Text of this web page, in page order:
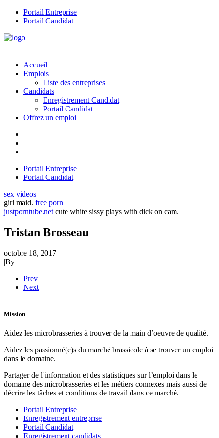
Portail Entreprise
Portail Candidat
Accueil
Emplois
Liste des entreprises
Candidats
Enregistrement Candidat
Portail Candidat
Offrez un emploi
Portail Entreprise
Portail Candidat
sex videos
girl maid. free porn
justporntube.net cute white sissy plays with dick on cam.
Tristan Brosseau
octobre 18, 2017
|By
Prev
Next
Mission
Aidez les microbrasseries à trouver de la main d’oeuvre de qualité.
Aidez les passionné(e)s du marché brassicole à se trouver un emploi
dans le domaine.
Partager de l’information et des statistiques sur l’emploi dans le
domaine des microbrasseries et les métiers connexes mais aussi de
décrire les tâches et conditions de travail dans ce marché.
Portail Entreprise
Enregistrement entreprise
Portail Candidat
Enregistrement candidats